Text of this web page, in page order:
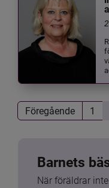
Föregående 1
Barnets
När föräldrar